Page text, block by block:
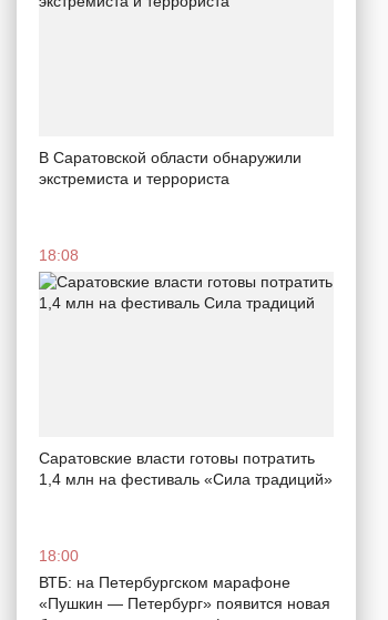
В Саратовской области обнаружили
экстремиста и террориста
18:08
Саратовские власти готовы потратить
1,4 млн на фестиваль «Сила традиций»
18:00
ВТБ: на Петербургском марафоне
«Пушкин — Петербург» появится новая